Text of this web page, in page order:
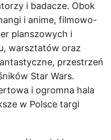
i badacze. Obok
i anime, filmowo-
planszowych i
warsztatów oraz
przestrzeń
Star Wars.
i ogromna hala
w Polsce targi